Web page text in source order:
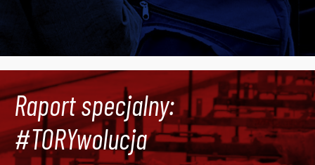
Raport specjalny:
#TORYwolucja